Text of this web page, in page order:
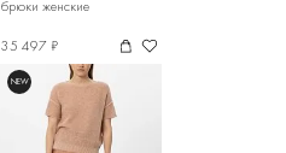
брюки женские
35 497 ₽
NEW